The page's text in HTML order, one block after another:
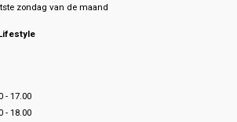
zondag van de maand
- 17.00
- 18.00